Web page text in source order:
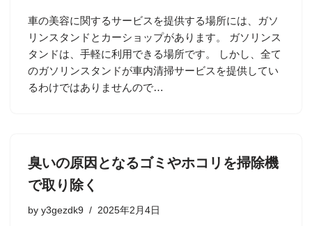
車の美容に関するサービスを提供する場所には、ガソ
リンスタンドとカーショップがあります。 ガソリンス
タンドは、手軽に利用できる場所です。 しかし、全て
のガソリンスタンドが車内清掃サービスを提供してい
るわけではありませんので…
臭いの原因となるゴミやホコリを掃除機
で取り除く
by y3gezdk9 2025年2月4日